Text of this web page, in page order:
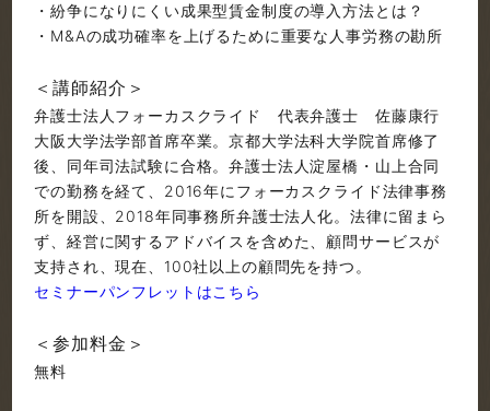
・紛争になりにくい成果型賃金制度の導入方法とは？
・M&Aの成功確率を上げるために重要な人事労務の勘所
＜講師紹介＞
弁護士法人フォーカスクライド 代表弁護士 佐藤康行
大阪大学法学部首席卒業。京都大学法科大学院首席修了
後、同年司法試験に合格。弁護士法人淀屋橋・山上合同
での勤務を経て、2016年にフォーカスクライド法律事務
所を開設、2018年同事務所弁護士法人化。法律に留まら
ず、経営に関するアドバイスを含めた、顧問サービスが
支持され、現在、100社以上の顧問先を持つ。
セミナーパンフレットはこちら
＜参加料金＞
無料